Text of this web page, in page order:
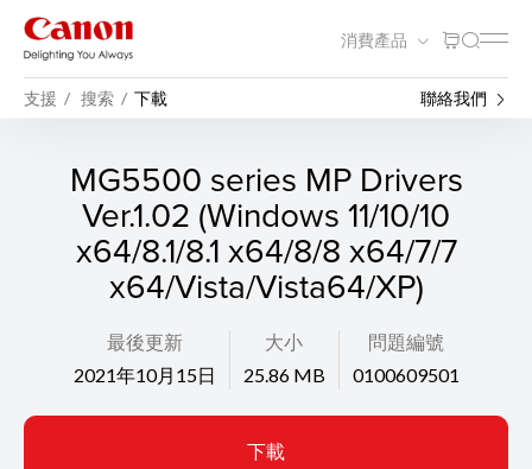
消費產品
支援 搜索 下載 聯絡我們
MG5500 series MP Drivers
Ver.1.02 (Windows 11/10/10
x64/8.1/8.1 x64/8/8 x64/7/7
x64/Vista/Vista64/XP)
最後更新
2021年10月15日
大小
25.86 MB
問題編號
0100609501
下載